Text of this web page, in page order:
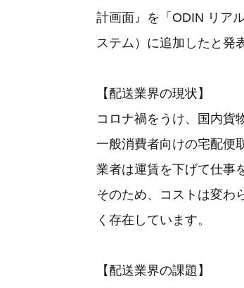
計画面』を「ODIN リア
ステム）に追加したと発
【配送業界の現状】
コロナ禍をうけ、国内貨
一般消費者向けの宅配便
業者は運賃を下げて仕事
そのため、コストは変わ
く存在しています。
【配送業界の課題】